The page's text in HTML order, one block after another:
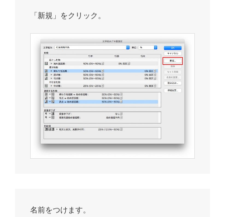
「新規」をクリック。
名前をつけます。